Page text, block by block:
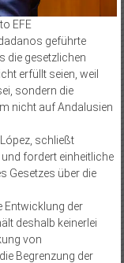
EFE
geführte
die gesetzlichen
erfüllt seien, weil
sondern die
nicht auf Andalusien
schließt
fordert einheitliche
Gesetzes über die
Entwicklung der
deshalb keinerlei
von
Begrenzung der